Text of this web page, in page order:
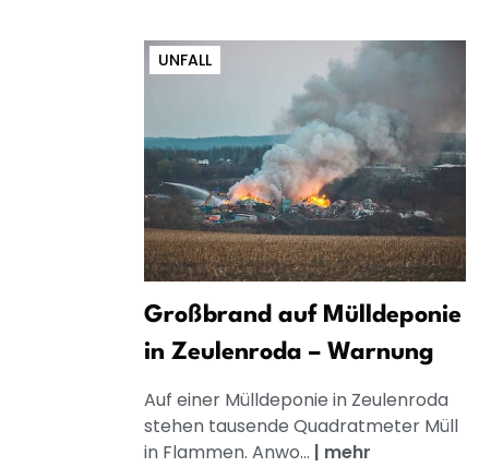
UNFALL
Großbrand auf Mülldeponie
in Zeulenroda – Warnung
Auf einer Mülldeponie in Zeulenroda
stehen tausende Quadratmeter Müll
in Flammen. Anwo... | mehr